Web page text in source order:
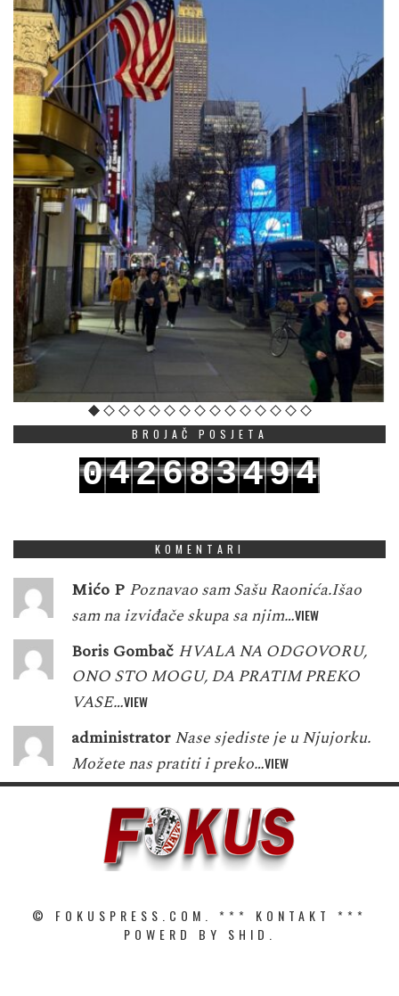
BROJAČ POSJETA
042683494
KOMENTARI
Mićo P Poznavao sam Sašu Raonića.Išao
sam na izviđače skupa sa njim…VIEW
Boris Gombač HVALA NA ODGOVORU,
ONO STO MOGU, DA PRATIM PREKO
VASE…VIEW
administrator Nase sjediste je u Njujorku.
Možete nas pratiti i preko…VIEW
© FOKUSPRESS.COM. *** KONTAKT
***
POWERD BY SHID.